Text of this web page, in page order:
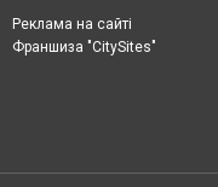
Реклама на сайті
Франшиза "CitySites"